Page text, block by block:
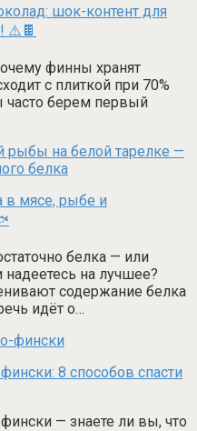
шок-контент для
⚠️🍫
финны хранят
с плиткой при 70%
часто берем первый
в мясе, рыбе и
белка — или
надеетесь на лучшее?
содержание белка
идёт о…
8 способов спасти
— знаете ли вы, что